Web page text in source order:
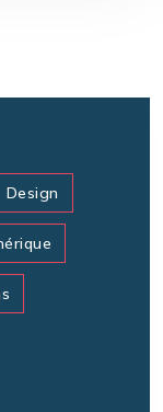
Design